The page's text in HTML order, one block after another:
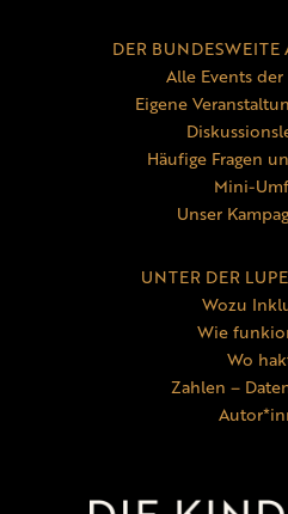
DER
Alle Events der
Eigene
Häufige Fragen
Mini-
Unser
UNTER DER
Wozu
Wie
Wo
Zahlen –